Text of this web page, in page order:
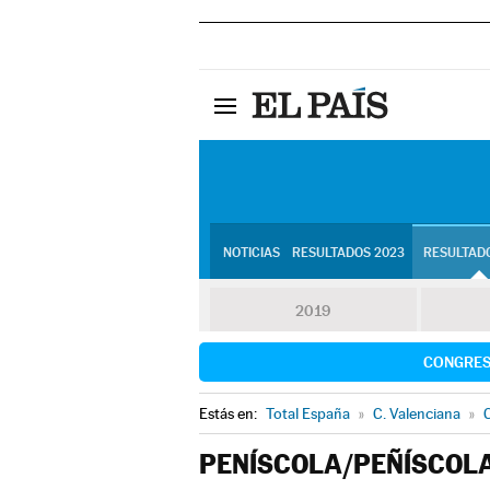
NOTICIAS RESULTADOS 2023
2019
Estás en: Total España » C. Valenciana »
PENÍSCOLA/